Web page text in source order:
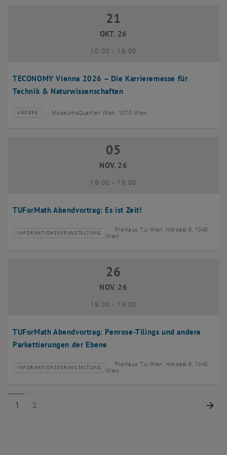
TECONOMY Vienna 2026 – Die Karrieremesse für
Technik & Naturwissenschaften
21 Oktober 2026
21
OKT. 26
10:00- bis
16:00
Veranstaltungstyp:
ANDERE
Veranstaltungsort:MuseumsQuartier Wien, 1070 Wien
TUForMath Abendvortrag: Es ist Zeit!
05 November 2026
05
NOV. 26
18:00- bis
19:00
Veranstaltungstyp:
INFORMATIONSVERANSTALTUNG
Veranstaltungsort:
Freihaus TU Wien, Hörsaal 8, 1040
Wien
TUForMath Abendvortrag: Penrose-Tilings und andere
Parkettierungen der Ebene
26 November 2026
26
NOV. 26
18:00- bis
19:00
Veranstaltungstyp:
INFORMATIONSVERANSTALTUNG
Veranstaltungsort:
Freihaus TU Wien, Hörsaal 8, 1040
Wien
Seite 1 von 2
1 Seite 2 von 2
2